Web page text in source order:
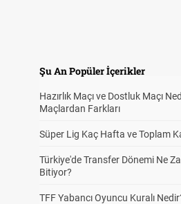
Şu An Popüler İçerikler
Hazırlık Maçı ve Dostluk Maçı
Maçlardan Farkları
Süper Lig Kaç Hafta ve Toplam
Türkiye'de Transfer Dönemi Ne
Bitiyor?
TFF Yabancı Oyuncu Kuralı